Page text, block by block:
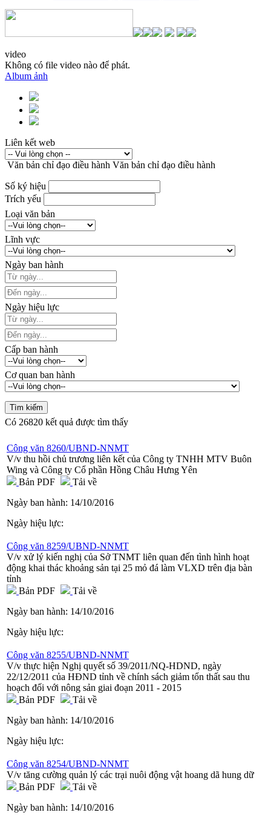
video
Không có file video nào để phát.
Album ảnh
Liên kết web
Văn bản chỉ đạo điều hành Văn bản chỉ đạo điều hành
Số ký hiệu
Trích yếu
Loại văn bản
Lĩnh vực
Ngày ban hành
Ngày hiệu lực
Cấp ban hành
Cơ quan ban hành
Có 26820 kết quả được tìm thấy
Công văn 8260/UBND-NNMT
V/v thu hồi chủ trương liên kết của Công ty TNHH MTV Buôn
Wing và Công ty Cổ phần Hồng Châu Hưng Yên
Bản PDF
Tải về
Ngày ban hành: 14/10/2016
Ngày hiệu lực:
Công văn 8259/UBND-NNMT
V/v xử lý kiến nghị của Sở TNMT liên quan đến tình hình hoạt
động khai thác khoảng sản tại 25 mỏ đá làm VLXD trên địa bàn
tỉnh
Bản PDF
Tải về
Ngày ban hành: 14/10/2016
Ngày hiệu lực:
Công văn 8255/UBND-NNMT
V/v thực hiện Nghị quyết số 39/2011/NQ-HDND, ngày
22/12/2011 của HĐND tỉnh về chính sách giảm tổn thất sau thu
hoạch đối với nông sản giai đoạn 2011 - 2015
Bản PDF
Tải về
Ngày ban hành: 14/10/2016
Ngày hiệu lực:
Công văn 8254/UBND-NNMT
V/v tăng cường quản lý các trại nuôi động vật hoang dã hung dữ
Bản PDF
Tải về
Ngày ban hành: 14/10/2016